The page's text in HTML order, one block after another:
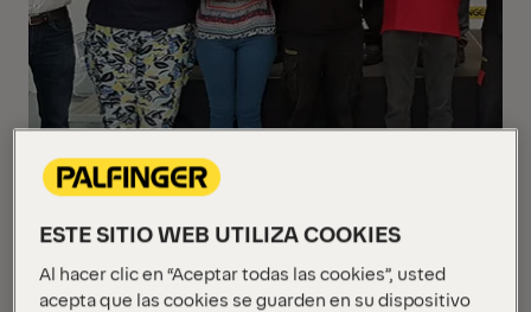
El pasado sábado 29 de junio, PALFINGER celebro
ESTE SITIO WEB UTILIZA COOKIES
Al hacer clic en “Aceptar todas las cookies”, usted
acepta que las cookies se guarden en su dispositivo